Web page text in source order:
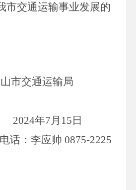
市交通运输事业发展的
市交通运输局
4年7月 15 日
电话： 李应帅 0875-2225